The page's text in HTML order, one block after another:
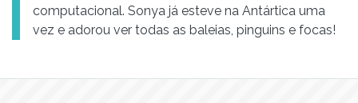
computacional. Sonya já esteve na Antártica uma
vez e adorou ver todas as baleias, pinguins e focas!